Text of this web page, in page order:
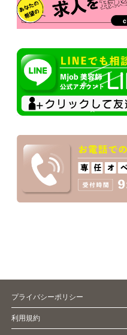
プライバシーポリシー
利用規約